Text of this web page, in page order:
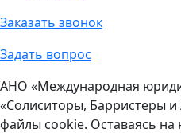
Заказать звонок
Задать вопрос
АНО «Международная
«Солиситоры, Барристеры
файлы cookie. Оставаясь на